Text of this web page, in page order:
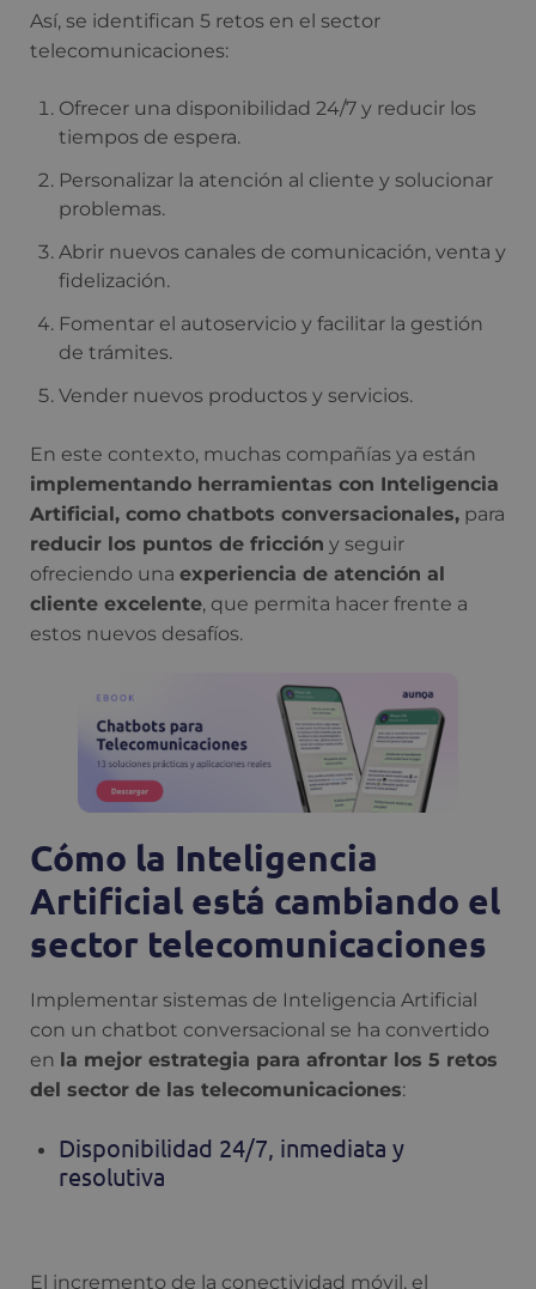
Así, se identifican 5 retos en el sector
telecomunicaciones:
Ofrecer una disponibilidad 24/7 y reducir los
tiempos de espera.
Personalizar la atención al cliente y solucionar
problemas.
Abrir nuevos canales de comunicación, venta y
fidelización.
Fomentar el autoservicio y facilitar la gestión
de trámites.
Vender nuevos productos y servicios.
En este contexto, muchas compañías ya están
implementando herramientas con Inteligencia
Artificial, como chatbots conversacionales, para
reducir los puntos de fricción y seguir
ofreciendo una experiencia de atención al
cliente excelente, que permita hacer frente a
estos nuevos desafíos.
Cómo la Inteligencia
Artificial está cambiando el
sector telecomunicaciones
Implementar sistemas de Inteligencia Artificial
con un chatbot conversacional se ha convertido
en la mejor estrategia para afrontar los 5 retos
del sector de las telecomunicaciones:
Disponibilidad 24/7, inmediata y
resolutiva
El incremento de la conectividad móvil, el